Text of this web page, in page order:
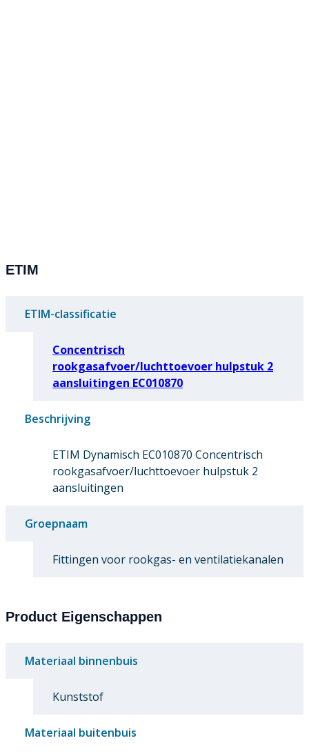
ETIM
ETIM-classificatie
Concentrisch
rookgasafvoer/luchttoevoer hulpstuk 2
aansluitingen EC010870
Beschrijving
ETIM Dynamisch EC010870 Concentrisch
rookgasafvoer/luchttoevoer hulpstuk 2
aansluitingen
Groepnaam
Fittingen voor rookgas- en ventilatiekanalen
Product Eigenschappen
Materiaal binnenbuis
Kunststof
Materiaal buitenbuis